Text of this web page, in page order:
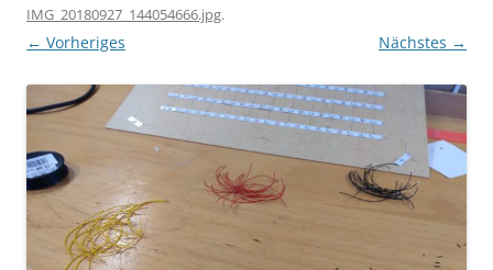
IMG_20180927_144054666.jpg.
← Vorheriges Nächstes →